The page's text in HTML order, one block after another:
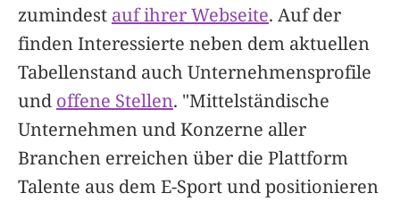
zumindest auf ihrer Webseite. Auf der
finden Interessierte neben dem aktuellen
Tabellenstand auch Unternehmensprofile
und offene Stellen. "Mittelständische
Unternehmen und Konzerne aller
Branchen erreichen über die Plattform
Talente aus dem E-Sport und positionieren